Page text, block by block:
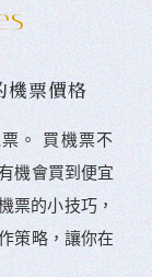
機票價格
。 󠀠買機票不
機會買到便宜
票的小技巧，
策略，讓你在